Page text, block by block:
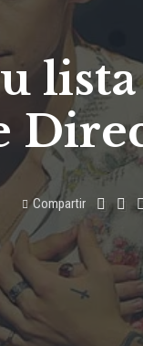
Compartir